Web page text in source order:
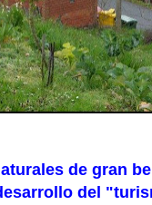
de gran
del